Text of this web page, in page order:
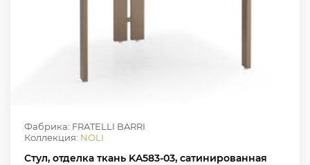
Фабрика: FRATELLI BARRI
Коллекция: NOLI
Стул, отделка ткань KA583-03, сатинированная